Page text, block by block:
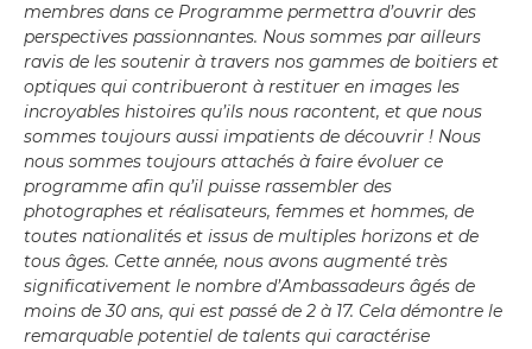
membres dans ce Programme permettra d’ouvrir des
perspectives passionnantes. Nous sommes par ailleurs
ravis de les soutenir à travers nos gammes de boitiers et
optiques qui contribueront à restituer en images les
incroyables histoires qu’ils nous racontent, et que nous
sommes toujours aussi impatients de découvrir ! Nous
nous sommes toujours attachés à faire évoluer ce
programme afin qu’il puisse rassembler des
photographes et réalisateurs, femmes et hommes, de
toutes nationalités et issus de multiples horizons et de
tous âges. Cette année, nous avons augmenté très
significativement le nombre d’Ambassadeurs âgés de
moins de 30 ans, qui est passé de 2 à 17. Cela démontre le
remarquable potentiel de talents qui caractérise